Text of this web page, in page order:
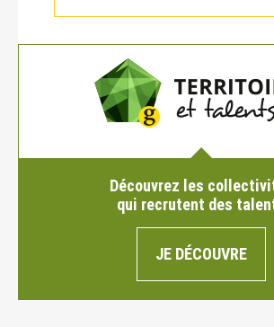
Découvrez les
qui recrutent des
JE DÉCOUVRE